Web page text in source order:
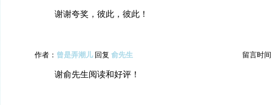
谢谢夸奖，彼此，彼此！
作者： 曾是弄潮儿 回复 俞先生 留言时间
谢俞先生阅读和好评！